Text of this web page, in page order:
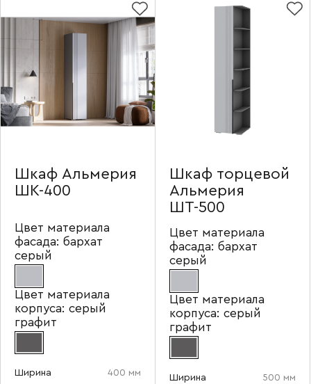
Шкаф Альмерия
ШК-400
Цвет материала
фасада: бархат
серый
Цвет материала
корпуса: серый
графит
Ширина 400 мм
Шкаф торцевой
Альмерия
ШТ-500
Цвет материала
фасада: бархат
серый
Цвет материала
корпуса: серый
графит
Ширина 500 мм